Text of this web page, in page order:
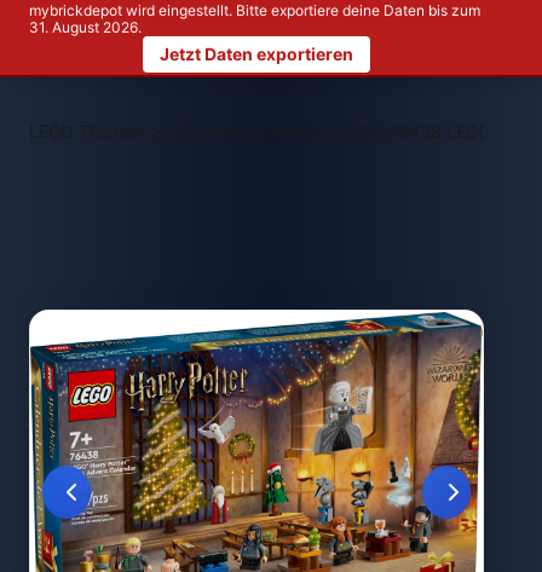
mybrickdepot wird eingestellt. Bitte exportiere deine Daten bis zum
31. August 2026.
Jetzt Daten exportieren
LEGO Themen > LEGO 76438 LEGO